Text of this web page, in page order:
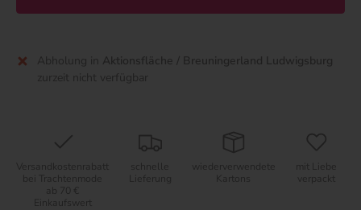
Abholung in Aktionsfläche / Breuningerland Ludwigsburg
zurzeit nicht verfügbar
Versandkostenrabatt
bei Trachtenmode
ab 70 €
Einkaufswert
schnelle
Lieferung
wiederverwendete
Kartons
mit Liebe
verpackt